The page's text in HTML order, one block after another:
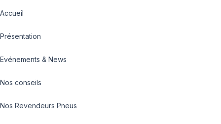
Accueil
Présentation
Evénements & News
Nos conseils
Nos Revendeurs Pneus